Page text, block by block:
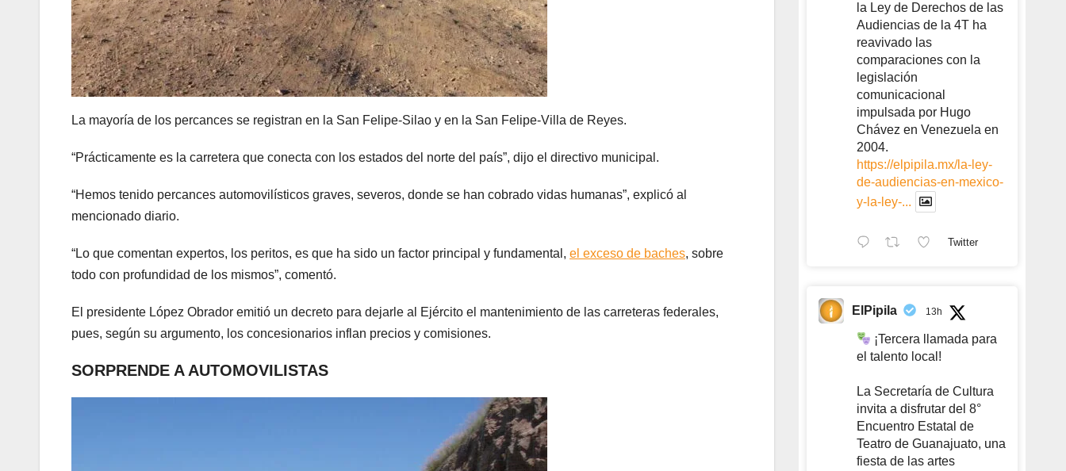
La mayoría de los percances se registran en la San Felipe-Silao y en la San Felipe-Villa de Reyes.
“Prácticamente es la carretera que conecta con los estados del norte del país”, dijo el directivo municipal.
“Hemos tenido percances automovilísticos graves, severos, donde se han cobrado vidas humanas”, explicó al
mencionado diario.
“Lo que comentan expertos, los peritos, es que ha sido un factor principal y fundamental, el exceso de baches, sobre
todo con profundidad de los mismos”, comentó.
El presidente López Obrador emitió un decreto para dejarle al Ejército el mantenimiento de las carreteras federales,
pues, según su argumento, los concesionarios inflan precios y comisiones.
SORPRENDE A AUTOMOVILISTAS
la Ley de Derechos de las
Audiencias de la 4T ha
reavivado las
comparaciones con la
legislación
comunicacional
impulsada por Hugo
Chávez en Venezuela en
2004.
https://elpipila.mx/la-ley-
de-audiencias-en-mexico-
y-la-ley-...
Twitter
ElPipila 13h
¡Tercera llamada para
el talento local!
La Secretaría de Cultura
invita a disfrutar del 8°
Encuentro Estatal de
Teatro de Guanajuato, una
fiesta de las artes